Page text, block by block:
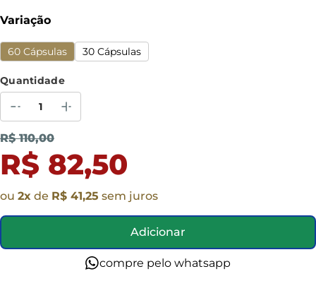
Variação
60 Cápsulas 30 Cápsulas
Quantidade
R$ 110,00
R$ 82,50
ou 2x de R$ 41,25 sem juros
Adicionar
compre pelo whatsapp